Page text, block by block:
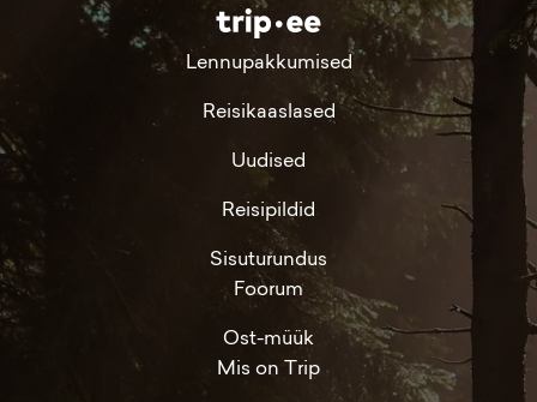
Lennupakkumised
Reisikaaslased
Uudised
Reisipildid
Sisuturundus
Foorum
Ost-müük
Mis on Trip